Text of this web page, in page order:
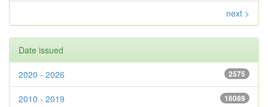
next >
Date issued
2575
2020 - 2026
16089
2010 - 2019